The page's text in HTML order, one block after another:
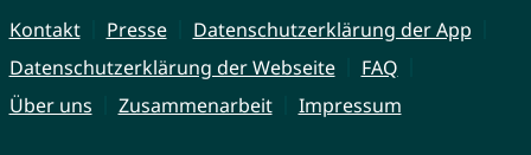
Kontakt Presse
Datenschutzerklärung der App
Datenschutzerklärung der Webseite
FAQ
Über uns
Zusammenarbeit Impressum